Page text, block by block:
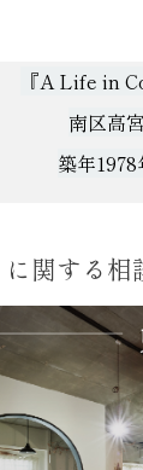
『A Life in
南区高宮
築年1978
関する相